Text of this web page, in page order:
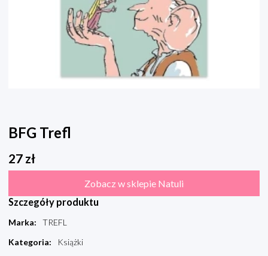
BFG Trefl
27 zł
Zobacz w sklepie Natuli
Szczegóły produktu
Marka:
TREFL
Kategoria:
Książki